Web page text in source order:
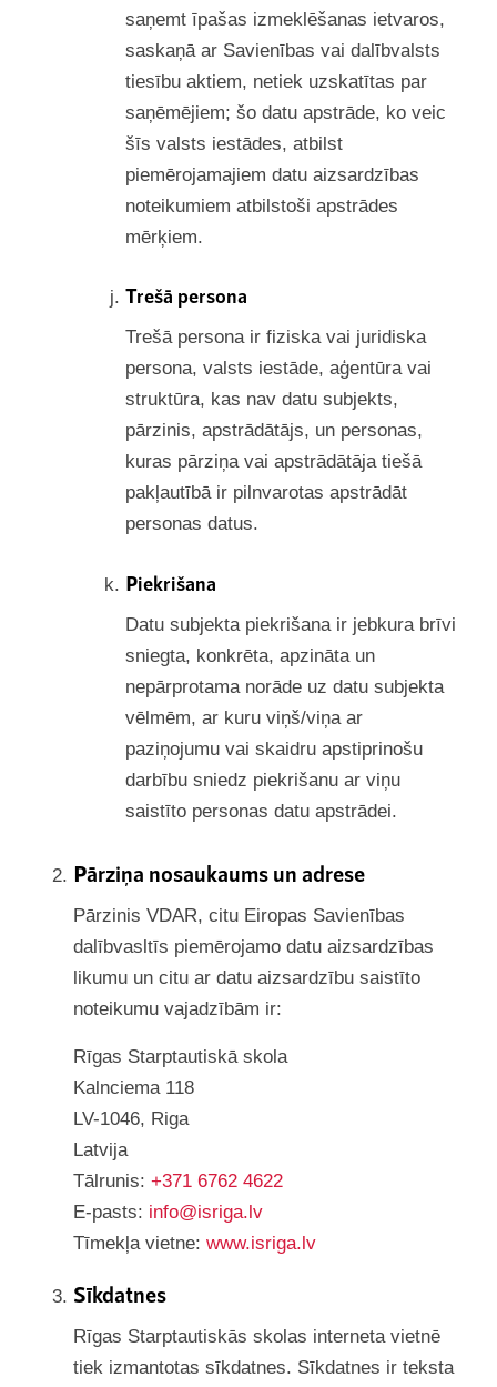
saņemt īpašas izmeklēšanas ietvaros,
saskaņā ar Savienības vai dalībvalsts
tiesību aktiem, netiek uzskatītas par
saņēmējiem; šo datu apstrāde, ko veic
šīs valsts iestādes, atbilst
piemērojamajiem datu aizsardzības
noteikumiem atbilstoši apstrādes
mērķiem.
Trešā persona
Trešā persona ir fiziska vai juridiska
persona, valsts iestāde, aģentūra vai
struktūra, kas nav datu subjekts,
pārzinis, apstrādātājs, un personas,
kuras pārziņa vai apstrādātāja tiešā
pakļautībā ir pilnvarotas apstrādāt
personas datus.
Piekrišana
Datu subjekta piekrišana ir jebkura brīvi
sniegta, konkrēta, apzināta un
nepārprotama norāde uz datu subjekta
vēlmēm, ar kuru viņš/viņa ar
paziņojumu vai skaidru apstiprinošu
darbību sniedz piekrišanu ar viņu
saistīto personas datu apstrādei.
Pārziņa nosaukaums un adrese
Pārzinis VDAR, citu Eiropas Savienības
dalībvasltīs piemērojamo datu aizsardzības
likumu un citu ar datu aizsardzību saistīto
noteikumu vajadzībām ir:
Rīgas Starptautiskā skola
Kalnciema 118
LV-1046, Riga
Latvija
Tālrunis: +371 6762 4622
E-pasts: info@isriga.lv
Tīmekļa vietne: www.isriga.lv
Sīkdatnes
Rīgas Starptautiskās skolas interneta vietnē
tiek izmantotas sīkdatnes. Sīkdatnes ir teksta